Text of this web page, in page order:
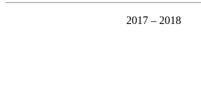
2017 – 2018